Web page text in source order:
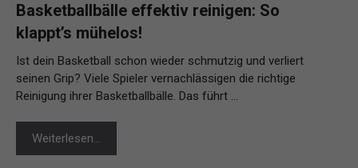
Basketballbälle effektiv reinigen: So
klappt’s mühelos!
Ist dein Basketball schon wieder schmutzig und verliert
seinen Grip? Viele Spieler vernachlässigen die richtige
Reinigung ihrer Basketballbälle. Das führt …
Weiterlesen…